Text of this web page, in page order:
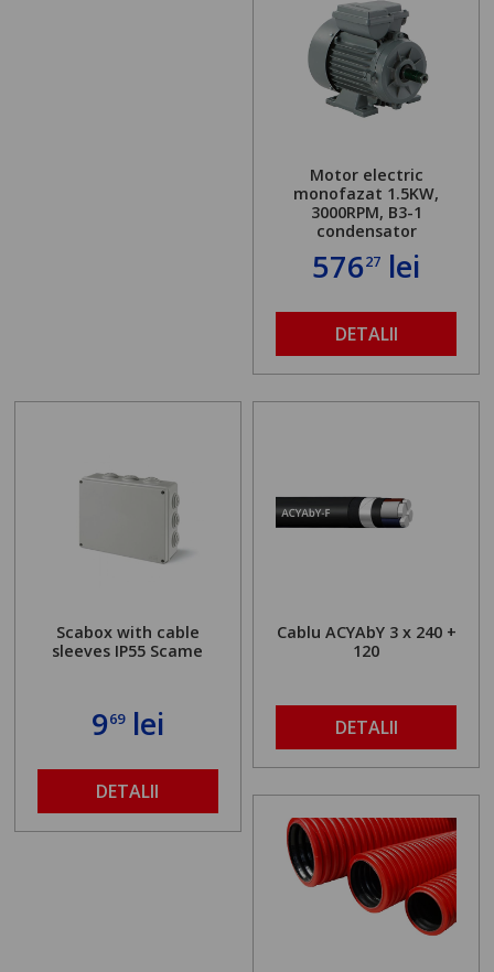
Motor electric
monofazat 1.5KW,
3000RPM, B3-1
condensator
57627 lei
DETALII
Scabox with cable
sleeves IP55 Scame
969lei
DETALII
Cablu ACYAbY 3 x 240 +
120
DETALII